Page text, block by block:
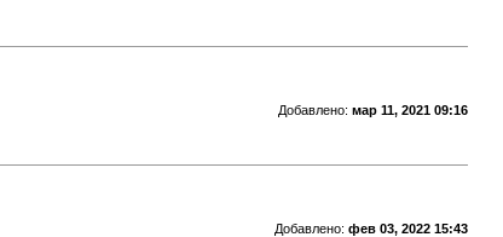
Добавлено: мар 11, 2021 09:16
Добавлено: фев 03, 2022 15:43